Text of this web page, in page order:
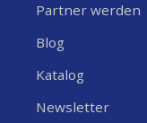
Partner werden
Blog
Katalog
Newsletter